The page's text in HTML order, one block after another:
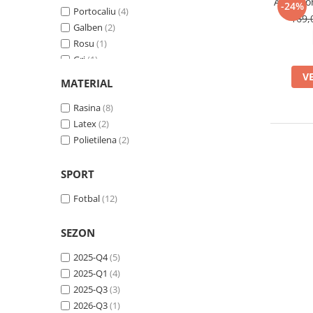
Portocaliu (4)
Galben (2)
Rosu (1)
Gri (1)
Albastru(1)
Mov(1)
Alb(1)
MATERIAL
Rasina(8)
Latex(2)
Polietilena(2)
SPORT
Fotbal(12)
SEZON
2025-Q4(5)
2025-Q1 (4)
2025-Q3(3)
2026-Q3(1)
-24%